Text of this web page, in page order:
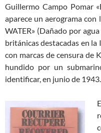
Guillermo Campo Pomar
aparece un aerograma con
WATER» (Dañado por
británicas destacadas en
con marcas de censura de
hundido por un
identificar, en junio de 1943.